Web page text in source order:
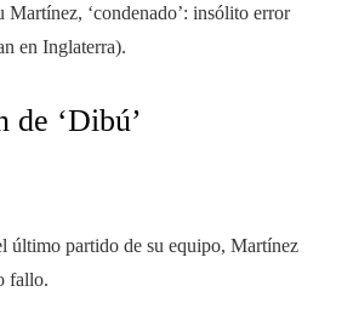
‘condenado’: insólito error
en Inglaterra).
de ‘Dibú’
último partido de su equipo, Martínez
fallo.